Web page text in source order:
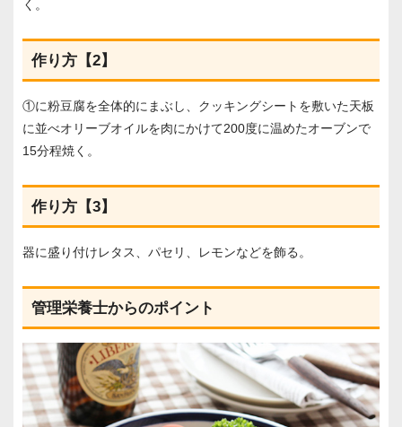
く。
作り方【2】
①に粉豆腐を全体的にまぶし、クッキングシートを敷いた天板
に並べオリーブオイルを肉にかけて200度に温めたオーブンで
15分程焼く。
作り方【3】
器に盛り付けレタス、パセリ、レモンなどを飾る。
管理栄養士からのポイント